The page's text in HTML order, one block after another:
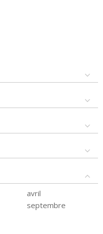
avril
septembre